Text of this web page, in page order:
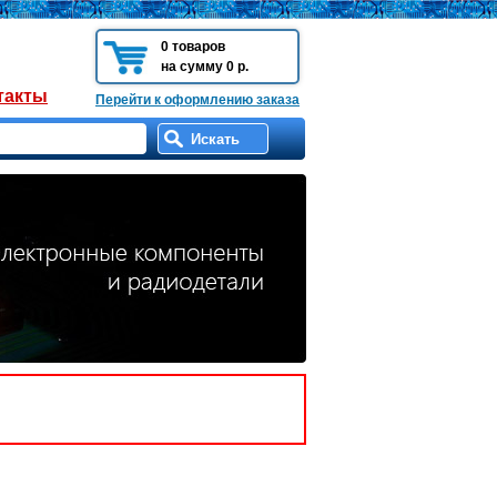
0 товаров
на сумму 0 р.
Перейти к оформлению заказа